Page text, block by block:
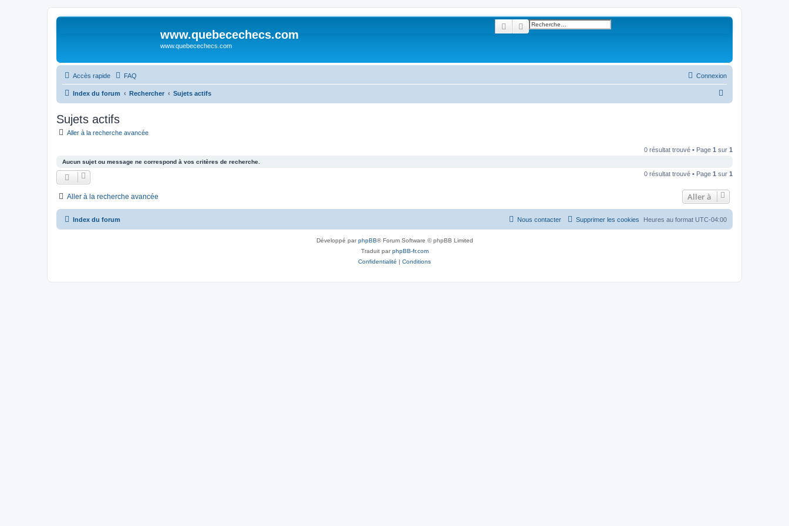
www.quebecechecs.com
www.quebecechecs.com
Rechercher
Recherche avancée
Accès rapide FAQ Connexion
Index du forum Rechercher Sujets actifs
e
c
h
e
r
Sujets actifs
Aller à la recherche avancée
0 résultat trouvé • Page 1 sur 1
Aucun sujet ou message ne correspond à vos critères de recherche.
0 résultat trouvé • Page 1 sur 1
Aller à la recherche avancée Aller à
Index du forum Heures au format UTC-04:00
Supprimer les cookies
Nous contacter
Développé parphpBB® Forum Software © phpBB Limited
Traduit parphpBB-fr.com
Confidentialité | Conditions